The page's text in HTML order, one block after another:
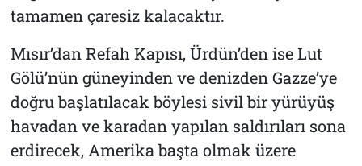
tamamen çaresiz kalacaktır.
Mısır’dan Refah Kapısı, Ürdün’den ise Lut
Gölü’nün güneyinden ve denizden Gazze’ye
doğru başlatılacak böylesi sivil bir yürüyüş
havadan ve karadan yapılan saldırıları sona
erdirecek, Amerika başta olmak üzere